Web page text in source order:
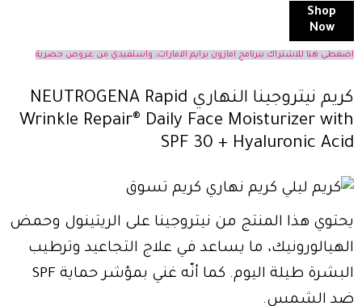
Shop
Now
اضغطي هنا للاشتراك ببرنامج امازون برايم الامارات، واستفيدي من عروض حصرية
كريم نيتروجينا النهاري NEUTROGENA Rapid
Wrinkle Repair® Daily Face Moisturizer with
SPF 30 + Hyaluronic Acid
يحتوي هذا المنتج من نيتروجينا على الريتينول وحمض
الهيالورونيك، ما يساعد في علاج التجاعيد وترطيب
البشرة طيلة اليوم. كما أنّه غني بمؤشر حماية SPF
ضد الشمس.